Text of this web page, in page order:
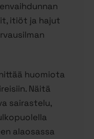
itiöt ja hajut
huomiota
Näitä
sairastelu,
alaosassa